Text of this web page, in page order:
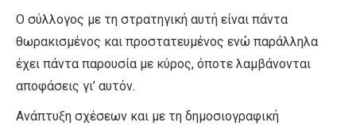
Ο σύλλογος με τη στρατηγική αυτή είναι πάντα
θωρακισμένος και προστατευμένος ενώ παράλληλα
έχει πάντα παρουσία με κύρος, όποτε λαμβάνονται
αποφάσεις γι’ αυτόν.
Ανάπτυξη σχέσεων και με τη δημοσιογραφική